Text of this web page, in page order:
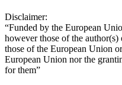
Disclaimer:
“Funded by the European
however those of the
those of the European Union
European Union nor the
for them”